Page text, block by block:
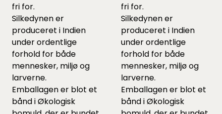
fri for.
Silkedynen er
produceret i Indien
under ordentlige
forhold for både
mennesker, miljø og
larverne.
Emballagen er blot et
bånd i Økologisk
fri for.
Silkedynen er
produceret i Indien
under ordentlige
forhold for både
mennesker, miljø og
larverne.
Emballagen er blot et
bånd i Økologisk